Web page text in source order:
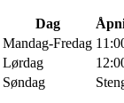
Dag
Mandag-Fredag
Lørdag
Søndag